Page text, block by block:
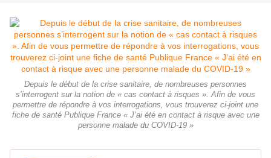
Depuis le début de la crise sanitaire, de nombreuses personnes
s’interrogent sur la notion de « cas contact à risques ». Afin de vous
permettre de répondre à vos interrogations, vous trouverez ci-joint une
fiche de santé Publique France « J’ai été en contact à risque avec une
personne malade du COVID-19 »